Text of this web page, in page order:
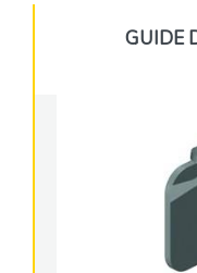
GUIDE